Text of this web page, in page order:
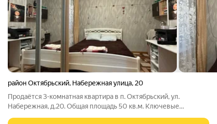
район Октябрьский, Набережная улица, 20
Продаётся 3-комнатная квартира в п. Октябрьский, ул.
Набережная, д.20. Общая площадь 50 кв.м. Ключевые